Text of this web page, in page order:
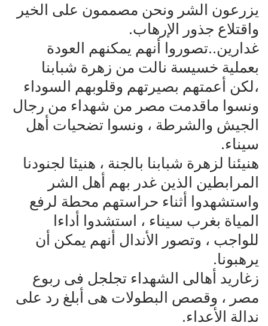
يزرعون الشر ونحن مصممون على الخير
واقتلاع جذور الإرهاب.
غدارين..تصوروا أنهم يمكنهم العودة
بعملية خسيسة نالت من زهرة شبابنا
،لكن أعمتهم بصيرتهم وقلوبهم السوداء
ونسوا ماقدمت مصر من شهداء من رجال
الجيش والشرطة ، ونسوا تضحيات أهل
سيناء.
هنيئنا لزهرة شبابنا بالجنة ، هنيئا لجنودنا
المرابطين الذين غدر بهم أهل الشر
واستشهدوا أثناء حراستهم محطة لرفع
المياة بغرب سيناء ، استشدوا أداءا
للواجب ، وتصور الأندال أنهم يمكن أن
يرهبونا.
زغاريد أهالى الشهداء تجلجل فى ربوع
مصر ، وقصص البطولات هى أبلغ رد على
ندالة الأعداء.